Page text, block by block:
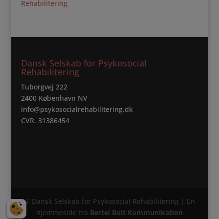
Rehabilitering
Dansk Selskab for Psykosocial
Rehabilitering
Tuborgvej 222
2400 København NV
info@psykosocialrehabilitering.dk
CVR. 31386454
© Dansk Selskab for Psykosocial Rehabilitering | En
hjemmeside fra Bertel Bolt Kommunikation